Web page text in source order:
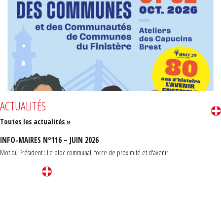
ACTUALITÉS
Toutes les actualités »
INFO-MAIRES N°116 – JUIN 2026
Mot du Président : Le bloc communal, force de proximité et d'avenir